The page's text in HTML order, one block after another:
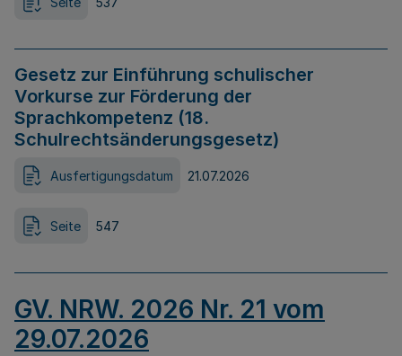
Gesetz zur Einführung schulischer
Vorkurse zur Förderung der
Sprachkompetenz (18.
Schulrechtsänderungsgesetz)
Ausfertigungsdatum 21.07.2026
Seite 547
GV. NRW. 2026 Nr. 21 vom
29.07.2026